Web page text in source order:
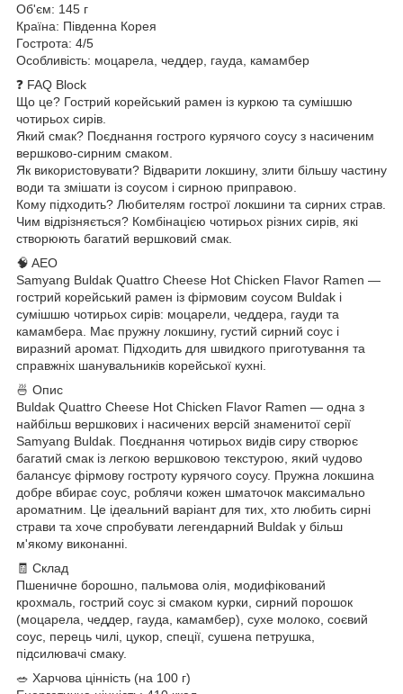
Об'єм: 145 г
Країна: Південна Корея
Гострота: 4/5
Особливість: моцарела, чеддер, гауда, камамбер
❓ FAQ Block
Що це? Гострий корейський рамен із куркою та сумішшю
чотирьох сирів.
Який смак? Поєднання гострого курячого соусу з насиченим
вершково-сирним смаком.
Як використовувати? Відварити локшину, злити більшу частину
води та змішати із соусом і сирною приправою.
Кому підходить? Любителям гострої локшини та сирних страв.
Чим відрізняється? Комбінацією чотирьох різних сирів, які
створюють багатий вершковий смак.
🧠 AEO
Samyang Buldak Quattro Cheese Hot Chicken Flavor Ramen —
гострий корейський рамен із фірмовим соусом Buldak і
сумішшю чотирьох сирів: моцарели, чеддера, гауди та
камамбера. Має пружну локшину, густий сирний соус і
виразний аромат. Підходить для швидкого приготування та
справжніх шанувальників корейської кухні.
🍜 Опис
Buldak Quattro Cheese Hot Chicken Flavor Ramen — одна з
найбільш вершкових і насичених версій знаменитої серії
Samyang Buldak. Поєднання чотирьох видів сиру створює
багатий смак із легкою вершковою текстурою, який чудово
балансує фірмову гостроту курячого соусу. Пружна локшина
добре вбирає соус, роблячи кожен шматочок максимально
ароматним. Це ідеальний варіант для тих, хто любить сирні
страви та хоче спробувати легендарний Buldak у більш
м'якому виконанні.
🧾 Склад
Пшеничне борошно, пальмова олія, модифікований
крохмаль, гострий соус зі смаком курки, сирний порошок
(моцарела, чеддер, гауда, камамбер), сухе молоко, соєвий
соус, перець чилі, цукор, спеції, сушена петрушка,
підсилювачі смаку.
🥗 Харчова цінність (на 100 г)